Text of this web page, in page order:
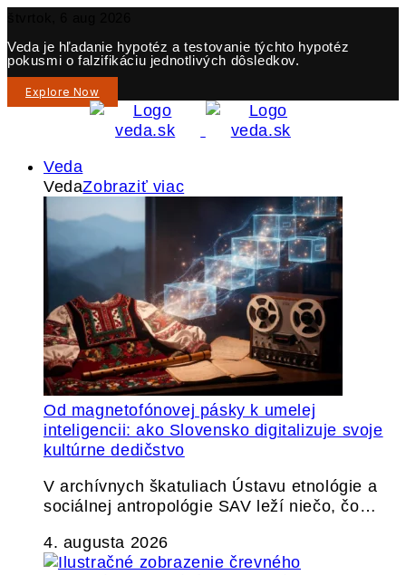
Veda je hľadanie hypotéz a testovanie týchto hypotéz
pokusmi o falzifikáciu jednotlivých dôsledkov.
Explore Now
Veda
VedaZobraziť viac
Od magnetofónovej pásky k umelej
inteligencii: ako Slovensko digitalizuje svoje
kultúrne dedičstvo
V archívnych škatuliach Ústavu etnológie a
sociálnej antropológie SAV leží niečo, čo…
4. augusta 2026